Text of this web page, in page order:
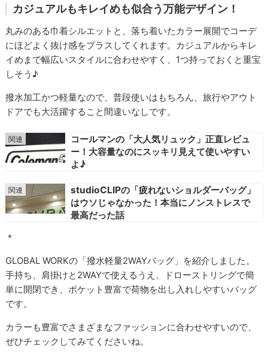
カジュアルもキレイめも似合う万能デザイン！
丸みのある巾着シルエットと、落ち着いたカラー展開でコーデ
にほどよく抜け感をプラスしてくれます。カジュアルからキレ
イめまで幅広いスタイルに合わせやすく、1つ持っておくと重宝
しそう♪
撥水加工かつ軽量なので、普段使いはもちろん、旅行やアウト
ドアでも大活躍すること間違いなしです。
コールマンの「大人気リュック」正直レビュ
ー！大容量なのにスッキリ見えて使いやすい
よ♪
studioCLIPの「疲れないショルダーバッグ」
はウソじゃなかった！本当にノンストレスで
最高だった話
＊
GLOBAL WORKの「撥水軽量2WAYバッグ」を紹介しました。
手持ち、肩掛けと2WAYで使えるうえ、ドローストリングで簡
単に開閉でき、ポケット豊富で荷物を出し入れしやすいバッグ
です。
カラーも豊富でさまざまなファッションに合わせやすいので、
ぜひチェックしてみてくださいね。